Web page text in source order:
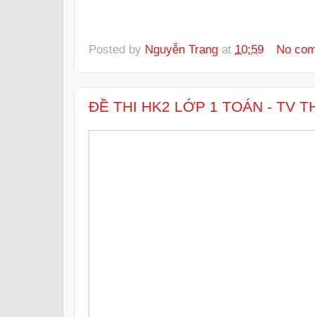
Posted by Nguyễn Trang at 10:59 No
ĐỀ THI HK2 LỚP 1 TOÁN - TV